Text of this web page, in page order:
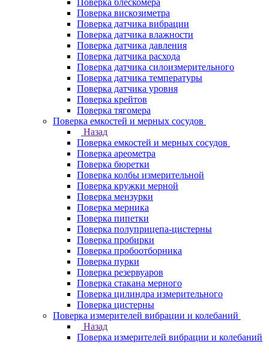
Поверка блескомера
Поверка вискозиметра
Поверка датчика вибрации
Поверка датчика влажности
Поверка датчика давления
Поверка датчика расхода
Поверка датчика силоизмерительного
Поверка датчика температуры
Поверка датчика уровня
Поверка крейтов
Поверка тягомера
Поверка емкостей и мерных сосудов
Назад
Поверка емкостей и мерных сосудов
Поверка ареометра
Поверка бюретки
Поверка колбы измерительной
Поверка кружки мерной
Поверка мензурки
Поверка мерника
Поверка пипетки
Поверка полуприцепа-цистерны
Поверка пробирки
Поверка пробоотборника
Поверка пурки
Поверка резервуаров
Поверка стакана мерного
Поверка цилиндра измерительного
Поверка цистерны
Поверка измерителей вибрации и колебаний
Назад
Поверка измерителей вибрации и колебаний